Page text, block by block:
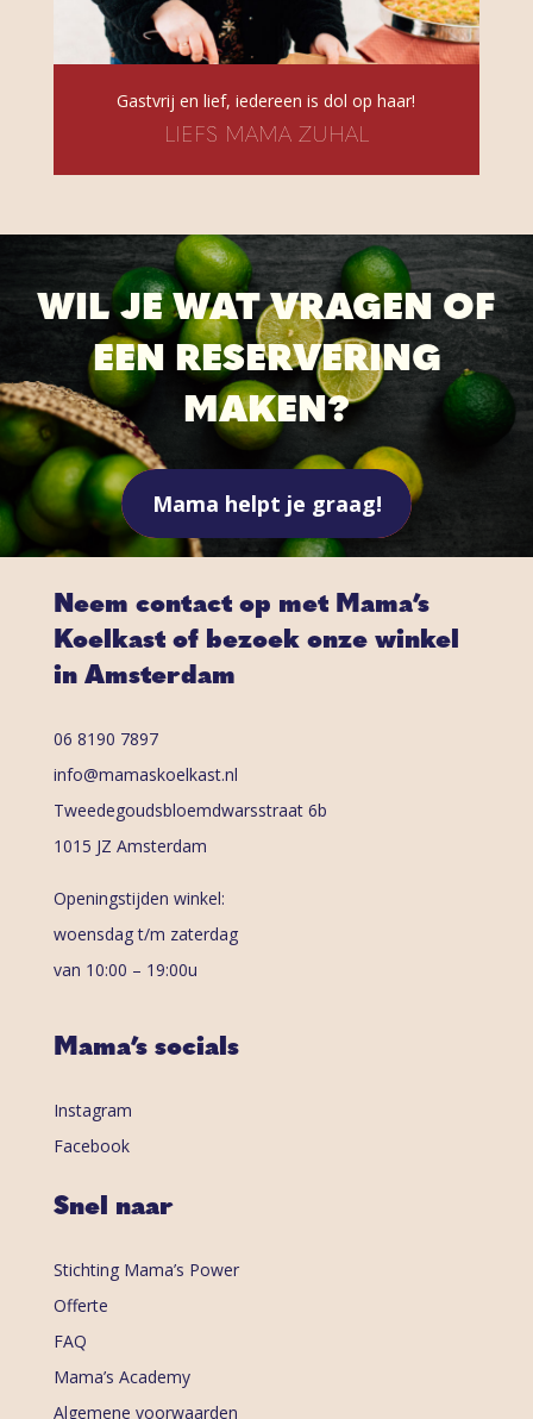
Gastvrij en lief, iedereen is dol op haar!
LIEFS MAMA ZUHAL
WIL JE WAT VRAGEN OF
EEN RESERVERING
MAKEN?
Mama helpt je graag!
Neem contact op met Mama’s
Koelkast of bezoek onze winkel
in Amsterdam
06 8190 7897
info@mamaskoelkast.nl
Tweedegoudsbloemdwarsstraat 6b
1015 JZ Amsterdam
Openingstijden winkel:
woensdag t/m zaterdag
van 10:00 – 19:00u
Mama’s socials
Instagram
Facebook
Snel naar
Stichting Mama’s Power
Offerte
FAQ
Mama’s Academy
Algemene voorwaarden